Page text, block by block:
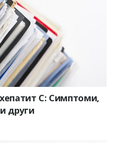
C: Симптоми,
други